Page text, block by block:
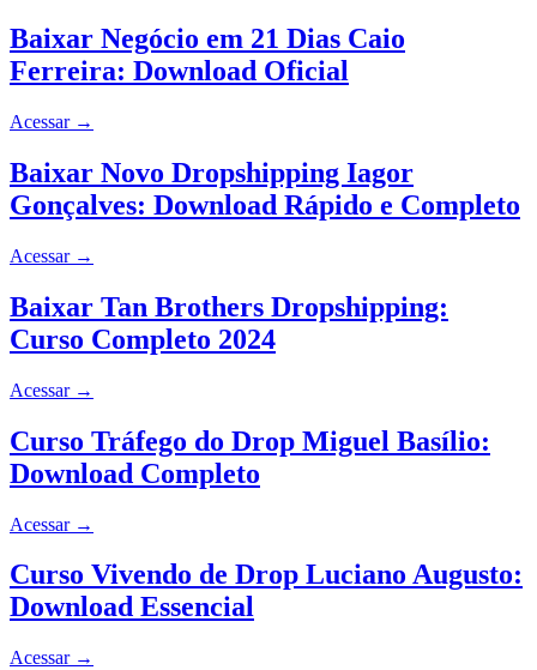
Baixar Negócio em 21 Dias Caio
Ferreira: Download Oficial
Acessar →
Baixar Novo Dropshipping Iagor
Gonçalves: Download Rápido e Completo
Acessar →
Baixar Tan Brothers Dropshipping:
Curso Completo 2024
Acessar →
Curso Tráfego do Drop Miguel Basílio:
Download Completo
Acessar →
Curso Vivendo de Drop Luciano Augusto:
Download Essencial
Acessar →